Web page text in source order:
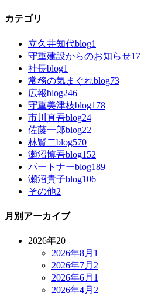
カテゴリ
立久井知代blog1
守重建設からのお知らせ17
社長blog1
常務の気まぐれblog73
広報blog246
守重美津枝blog178
市川真吾blog24
佐藤一郎blog22
林賢二blog570
瀬沼慎吾blog152
パートナーblog189
瀬沼貴子blog106
その他2
月別アーカイブ
2026年20
2026年8月 1
2026年7月 2
2026年6月 1
2026年4月 2